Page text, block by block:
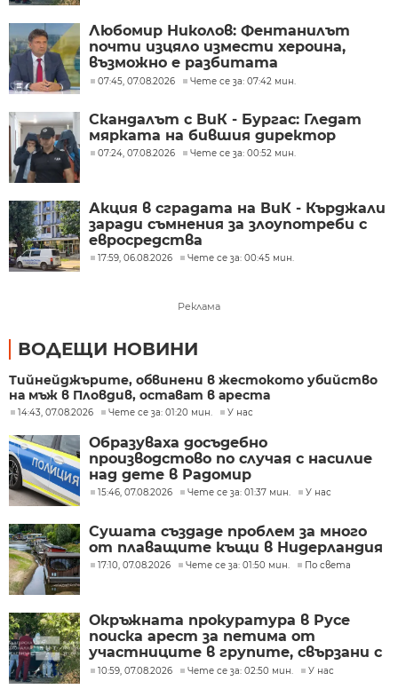
Любомир Николов: Фентанилът
почти изцяло измести хероина,
възможно е разбитата
лаборатория да е единствената у
07:45, 07.08.2026 Чете се за: 07:42 мин.
Скандалът с ВиК - Бургас: Гледат
мярката на бившия директор
07:24, 07.08.2026 Чете се за: 00:52 мин.
Акция в сградата на ВиК - Кърджали
заради съмнения за злоупотреби с
евросредства
17:59, 06.08.2026 Чете се за: 00:45 мин.
Реклама
ВОДЕЩИ НОВИНИ
Тийнейджърите, обвинени в жестокото убийство
на мъж в Пловдив, остават в ареста
14:43, 07.08.2026 Чете се за: 01:20 мин. У нас
Образуваха досъдебно
производстово по случая с насилие
над дете в Радомир
15:46, 07.08.2026 Чете се за: 01:37 мин. У нас
Сушата създаде проблем за много
от плаващите къщи в Нидерландия
17:10, 07.08.2026 Чете се за: 01:50 мин. По света
Окръжната прокуратура в Русе
поиска арест за петима от
участниците в групите, свързани с
разбитата лаборатория за
10:59, 07.08.2026 Чете се за: 02:50 мин. У нас